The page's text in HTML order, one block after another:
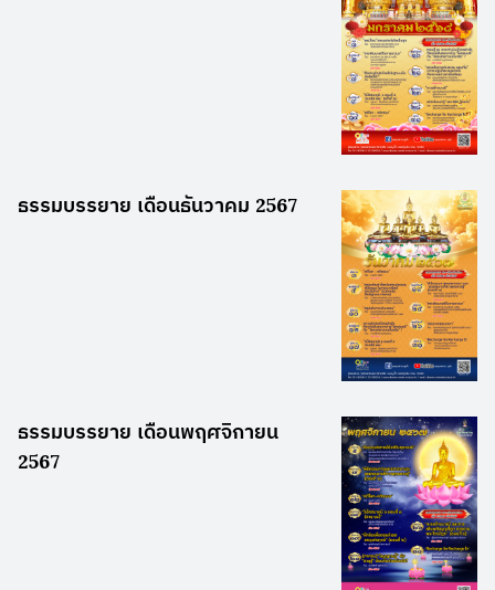
ธรรมบรรยาย เดือนธันวาคม 2567
ธรรมบรรยาย เดือนพฤศจิกายน
2567